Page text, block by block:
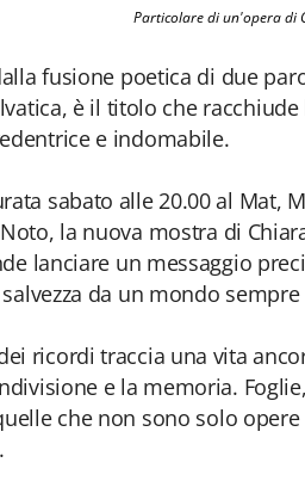
Particolare di un'opera di
fusione poetica di due
è il titolo che
e indomabile.
sabato alle 20.00 al Mat,
la nuova mostra di
lanciare un messaggio
da un mondo
ricordi traccia una vita
e la memoria.
che non sono solo